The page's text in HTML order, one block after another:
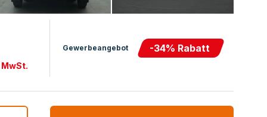
Gewerbeangebot -34% Rabatt